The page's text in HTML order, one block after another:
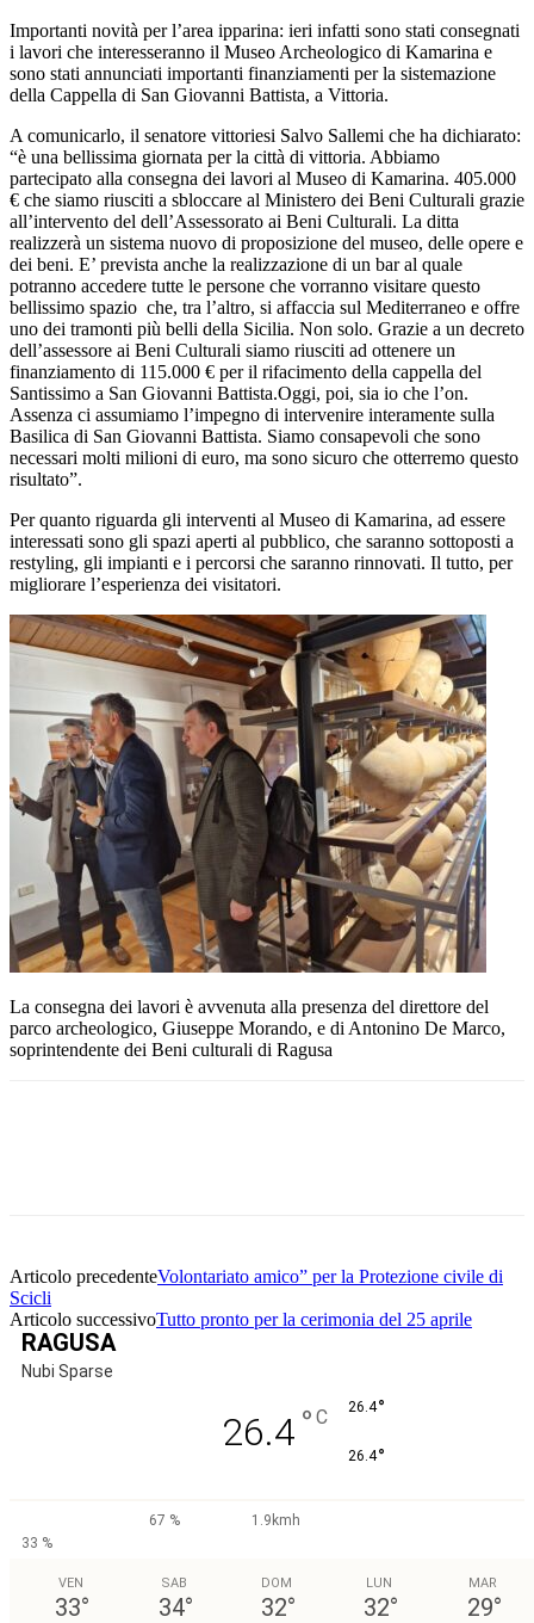
Importanti novità per l’area ipparina: ieri infatti sono stati consegnati
i lavori che interesseranno il Museo Archeologico di Kamarina e
sono stati annunciati importanti finanziamenti per la sistemazione
della Cappella di San Giovanni Battista, a Vittoria.
A comunicarlo, il senatore vittoriesi Salvo Sallemi che ha dichiarato:
“è una bellissima giornata per la città di vittoria. Abbiamo
partecipato alla consegna dei lavori al Museo di Kamarina. 405.000
€ che siamo riusciti a sbloccare al Ministero dei Beni Culturali grazie
all’intervento del dell’Assessorato ai Beni Culturali. La ditta
realizzerà un sistema nuovo di proposizione del museo, delle opere e
dei beni. E’ prevista anche la realizzazione di un bar al quale
potranno accedere tutte le persone che vorranno visitare questo
bellissimo spazio che, tra l’altro, si affaccia sul Mediterraneo e offre
uno dei tramonti più belli della Sicilia. Non solo. Grazie a un decreto
dell’assessore ai Beni Culturali siamo riusciti ad ottenere un
finanziamento di 115.000 € per il rifacimento della cappella del
Santissimo a San Giovanni Battista.Oggi, poi, sia io che l’on.
Assenza ci assumiamo l’impegno di intervenire interamente sulla
Basilica di San Giovanni Battista. Siamo consapevoli che sono
necessari molti milioni di euro, ma sono sicuro che otterremo questo
risultato”.
Per quanto riguarda gli interventi al Museo di Kamarina, ad essere
interessati sono gli spazi aperti al pubblico, che saranno sottoposti a
restyling, gli impianti e i percorsi che saranno rinnovati. Il tutto, per
migliorare l’esperienza dei visitatori.
La consegna dei lavori è avvenuta alla presenza del direttore del
parco archeologico, Giuseppe Morando, e di Antonino De Marco,
soprintendente dei Beni culturali di Ragusa
Articolo precedenteVolontariato amico” per la Protezione civile di
Scicli
Articolo successivoTutto pronto per la cerimonia del 25 aprile
RAGUSA
Nubi Sparse
26.4 ° C 26.4°
26.4°
67 %
1.9kmh
33 %
VEN
33°
SAB
34°
DOM
32°
LUN
32°
MAR
29°